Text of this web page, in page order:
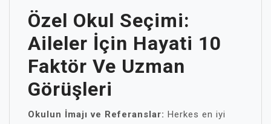
Özel Okul Seçimi:
Aileler İçin Hayati 10
Faktör Ve Uzman
Görüşleri
Okulun İmajı ve Referanslar: Herkes en iyi